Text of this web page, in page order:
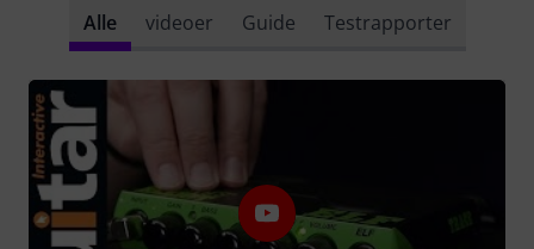
Alle videoer Guide Testrapporter